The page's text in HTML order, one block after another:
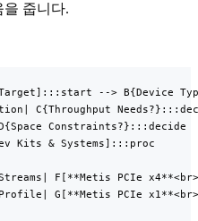
을 줍니다.
--> B{Device
C{Throughput
Constraints?}:::decide
Kits & Systems]:::proc
F[**Metis PCIe
G[**Metis PCIe